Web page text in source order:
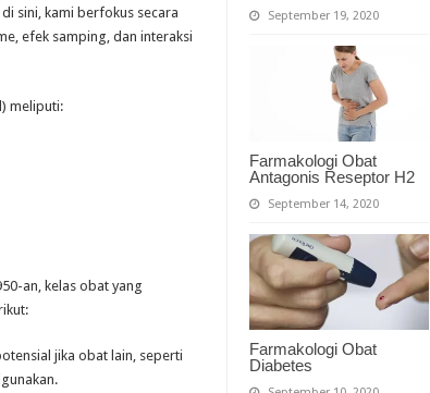
September 19, 2020
Farmakologi Obat
Antagonis Reseptor H2
September 14, 2020
Farmakologi Obat
Diabetes
sini, kami berfokus secara
efek samping, dan interaksi
meliputi:
an, kelas obat yang
jika obat lain, seperti